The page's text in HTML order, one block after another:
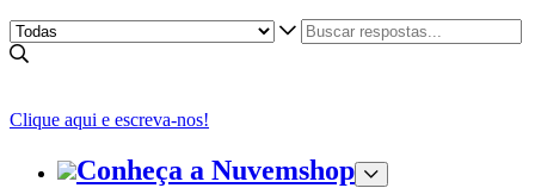
Clique aqui e escreva-nos!
Conheça a Nuvemshop